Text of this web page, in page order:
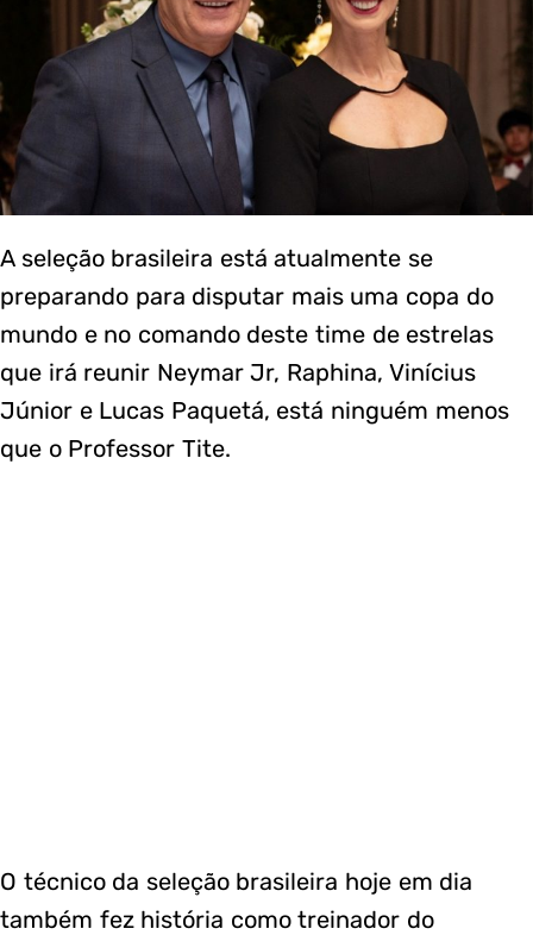
A seleção brasileira está atualmente se
preparando para disputar mais uma copa do
mundo e no comando deste time de estrelas
que irá reunir Neymar Jr, Raphina, Vinícius
Júnior e Lucas Paquetá, está ninguém menos
que o Professor Tite.
O técnico da seleção brasileira hoje em dia
também fez história como treinador do